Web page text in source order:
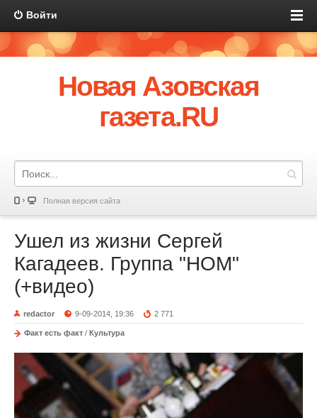
Войти
Новая Азовская
газета.RU
Полная версия сайта
Ушел из жизни Сергей
Кагадеев. Группа "НОМ"
(+видео)
redactor 9-09-2014, 19:36 2 771
Факт есть факт / Культура